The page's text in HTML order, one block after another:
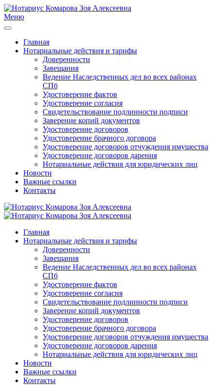
Меню
Главная
Нотариальные действия и тарифы
Доверенности
Завещания
Ведение Наследственных дел во всех районах
СПб
Удостоверение фактов
Удостоверение согласия
Свидетельствование подлинности подписи
Заверение копий документов
Удостоверение договоров
Удостоверение брачного договора
Удостоверение договоров отчуждения имущества
Удостоверение договоров дарения
Нотариальные действия для юридических лиц
Новости
Важные ссылки
Контакты
Главная
Нотариальные действия и тарифы
Доверенности
Завещания
Ведение Наследственных дел во всех районах
СПб
Удостоверение фактов
Удостоверение согласия
Свидетельствование подлинности подписи
Заверение копий документов
Удостоверение договоров
Удостоверение брачного договора
Удостоверение договоров отчуждения имущества
Удостоверение договоров дарения
Нотариальные действия для юридических лиц
Новости
Важные ссылки
Контакты